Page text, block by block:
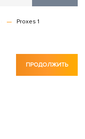
Proxes 1
ПРОДОЛЖИТЬ